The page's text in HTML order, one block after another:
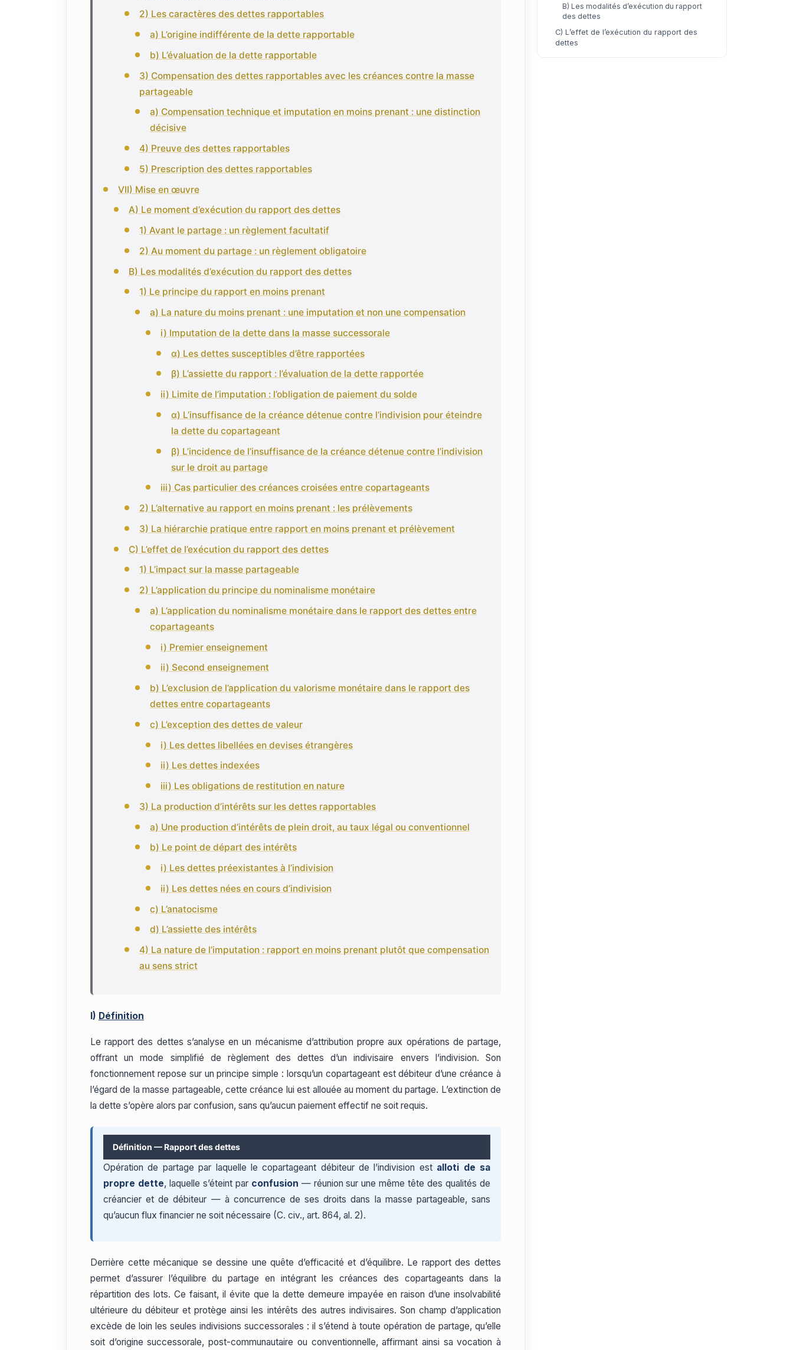
2) Les caractères des dettes rapportables
a) L’origine indifférente de la dette rapportable
b) L’évaluation de la dette rapportable
3) Compensation des dettes rapportables avec les créances contre la masse
partageable
a) Compensation technique et imputation en moins prenant : une distinction
décisive
4) Preuve des dettes rapportables
5) Prescription des dettes rapportables
VII) Mise en œuvre
A) Le moment d’exécution du rapport des dettes
1) Avant le partage : un règlement facultatif
2) Au moment du partage : un règlement obligatoire
B) Les modalités d’exécution du rapport des dettes
1) Le principe du rapport en moins prenant
a) La nature du moins prenant : une imputation et non une compensation
i) Imputation de la dette dans la masse successorale
α) Les dettes susceptibles d’être rapportées
β) L’assiette du rapport : l’évaluation de la dette rapportée
ii) Limite de l’imputation : l’obligation de paiement du solde
α) L’insuffisance de la créance détenue contre l’indivision pour éteindre
la dette du copartageant
β) L’incidence de l’insuffisance de la créance détenue contre l’indivision
sur le droit au partage
iii) Cas particulier des créances croisées entre copartageants
2) L’alternative au rapport en moins prenant : les prélèvements
3) La hiérarchie pratique entre rapport en moins prenant et prélèvement
C) L’effet de l’exécution du rapport des dettes
1) L’impact sur la masse partageable
2) L’application du principe du nominalisme monétaire
a) L’application du nominalisme monétaire dans le rapport des dettes entre
copartageants
i) Premier enseignement
ii) Second enseignement
b) L’exclusion de l’application du valorisme monétaire dans le rapport des
dettes entre copartageants
c) L’exception des dettes de valeur
i) Les dettes libellées en devises étrangères
ii) Les dettes indexées
iii) Les obligations de restitution en nature
3) La production d’intérêts sur les dettes rapportables
a) Une production d’intérêts de plein droit, au taux légal ou conventionnel
b) Le point de départ des intérêts
i) Les dettes préexistantes à l’indivision
ii) Les dettes nées en cours d’indivision
c) L’anatocisme
d) L’assiette des intérêts
4) La nature de l’imputation : rapport en moins prenant plutôt que compensation
au sens strict
I) Définition
Le rapport des dettes s’analyse en un mécanisme d’attribution propre aux opérations de partage,
offrant un mode simplifié de règlement des dettes d’un indivisaire envers l’indivision. Son
fonctionnement repose sur un principe simple : lorsqu’un copartageant est débiteur d’une créance à
l’égard de la masse partageable, cette créance lui est allouée au moment du partage. L’extinction de
la dette s’opère alors par confusion, sans qu’aucun paiement effectif ne soit requis.
Définition — Rapport des dettes
Opération de partage par laquelle le copartageant débiteur de l’indivision est alloti de sa
propre dette, laquelle s’éteint par confusion — réunion sur une même tête des qualités de
créancier et de débiteur — à concurrence de ses droits dans la masse partageable, sans
qu’aucun flux financier ne soit nécessaire (C. civ., art. 864, al. 2).
Derrière cette mécanique se dessine une quête d’efficacité et d’équilibre. Le rapport des dettes
permet d’assurer l’équilibre du partage en intégrant les créances des copartageants dans la
répartition des lots. Ce faisant, il évite que la dette demeure impayée en raison d’une insolvabilité
ultérieure du débiteur et protège ainsi les intérêts des autres indivisaires. Son champ d’application
excède de loin les seules indivisions successorales : il s’étend à toute opération de partage, qu’elle
soit d’origine successorale, post-communautaire ou conventionnelle, affirmant ainsi sa vocation à
B) Les modalités d’exécution du rapport
des dettes
C) L’effet de l’exécution du rapport des
dettes